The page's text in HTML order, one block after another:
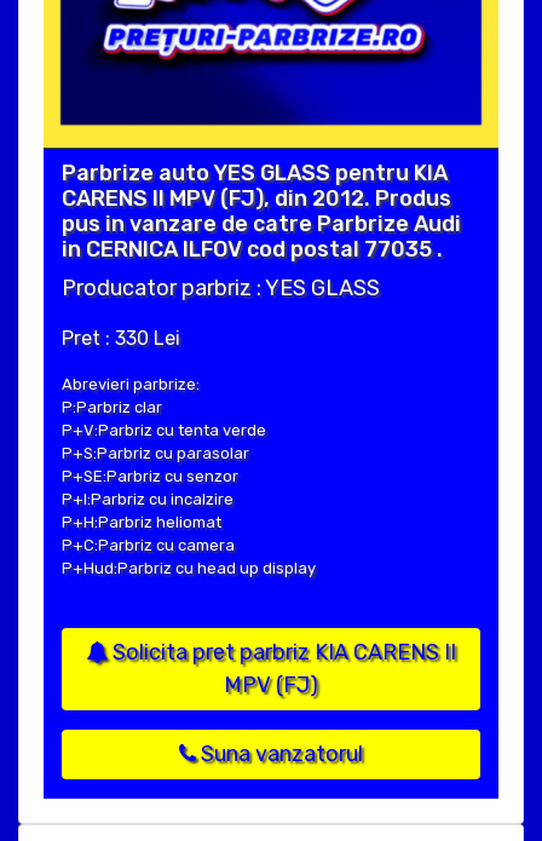
Parbrize auto YES GLASS pentru KIA
CARENS II MPV (FJ), din 2012. Produs
pus in vanzare de catre Parbrize Audi
in CERNICA ILFOV cod postal 77035 .
Producator parbriz : YES GLASS
Pret : 330 Lei
Abrevieri parbrize:
P:Parbriz clar
P+V:Parbriz cu tenta verde
P+S:Parbriz cu parasolar
P+SE:Parbriz cu senzor
P+I:Parbriz cu incalzire
P+H:Parbriz heliomat
P+C:Parbriz cu camera
P+Hud:Parbriz cu head up display
Solicita pret parbriz KIA CARENS II
MPV (FJ)
Suna vanzatorul